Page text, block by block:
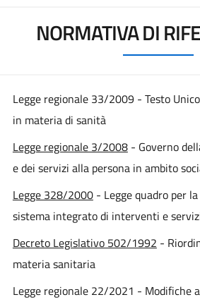
NORMATIVA DI
Legge regionale 33/2009 - Testo
in materia di sanità
Legge regionale 3/2008- Governo
e dei servizi alla persona in ambito
Legge 328/2000- Legge quadro per
sistema integrato di interventi e
Decreto Legislativo 502/1992 -
materia sanitaria
Legge regionale 22/2021 - Modifiche